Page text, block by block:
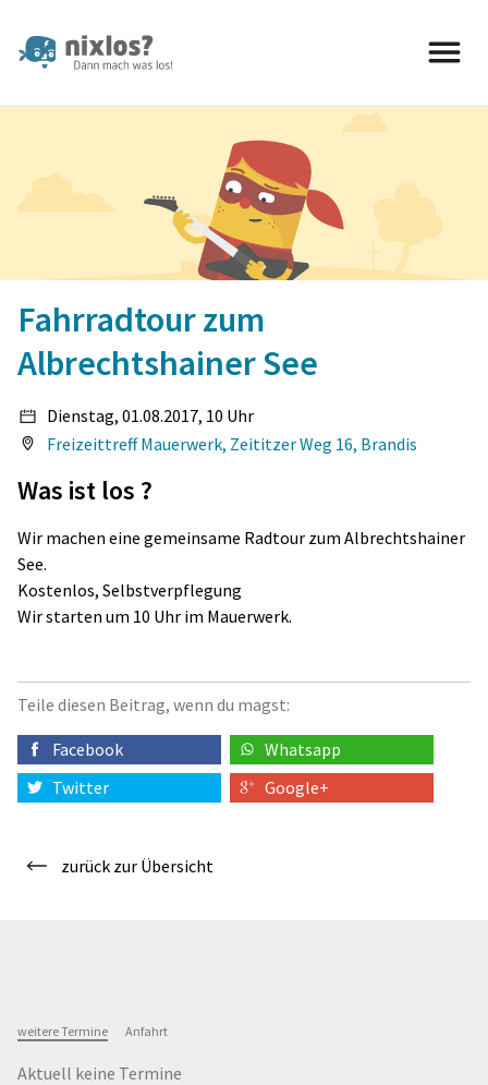
nixlos? Dann mach was
Fahrradtour zum
Albrechtshainer See
Dienstag, 01.08.2017, 10 Uhr
Freizeittreff Mauerwerk, Zeititzer Weg 16, Brandis
Was ist los ?
Wir machen eine gemeinsame Radtour zum Albrechtshainer
See.
Kostenlos, Selbstverpflegung
Wir starten um 10 Uhr im Mauerwerk.
Teile diesen Beitrag, wenn du magst:
Facebook
Whatsapp
Twitter
Google+
zurück zur Übersicht
weitere Termine Anfahrt
Aktuell keine Termine